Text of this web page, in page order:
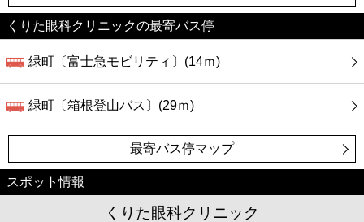
くりた眼科クリニックの最寄バス停
緑町〔富士急モビリティ〕(14ｍ)
緑町〔箱根登山バス〕(29ｍ)
最寄バス停マップ
スポット情報
くりた眼科クリニック